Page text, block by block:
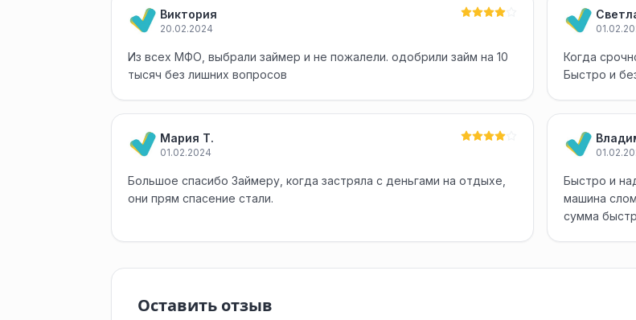
Виктория
20.02.2024
Из всех МФО, выбрали займер и не пожалели. одобрили займ на 10
тысяч без лишних вопросов
Когда
Быстро и
Мария Т.
01.02.2024
Большое спасибо Займеру, когда застряла с деньгами на отдыхе,
они прям спасение стали.
Быстро и
машина
сумма
Оставить отзыв